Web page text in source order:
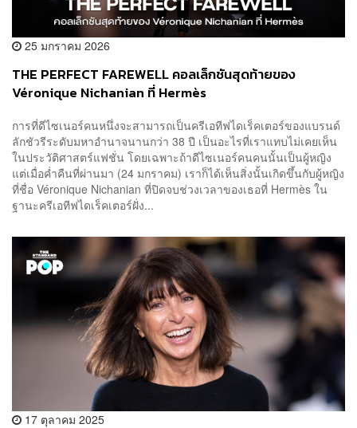
25 มกราคม 2026
THE PERFECT FAREWELL คอลเล็กชันสุดท้ายของ
Véronique Nichanian ที่ Hermès
การที่ดีไซเนอร์คนหนึ่งจะสามารถเป็นครีเอทีฟไดเร็คเตอร์ของแบรนด์
ลักชัวรีระดับมหาอำนาจนานกว่า 38 ปี เป็นอะไรที่เราแทบไม่เคยเห็น
ในประวัติศาสตร์แฟชั่น โดยเฉพาะถ้าดีไซเนอร์คนคนนั้นเป็นผู้หญิง
แต่เมื่อค่ำคืนที่ผ่านมา (24 มกราคม) เราก็ได้เห็นสิ่งนั้นเกิดขึ้นกับผู้หญิง
ที่ชื่อ Véronique Nichanian ที่ปิดจบช่วงเวลาของเธอที่ Hermès ใน
ฐานะครีเอทีฟไดเร็คเตอร์ฝั่ง...
17 ตุลาคม 2025